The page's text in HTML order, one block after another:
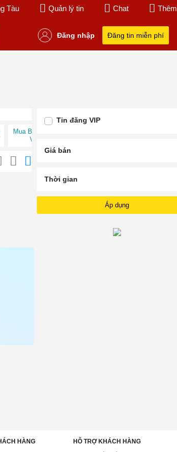
Tàu Quản lý tin Chat Thêm
Đăng nhập Đăng tin miễn phí
Mua Bán Xe Máy Tại
Vũng Tàu
Tin đăng VIP
Giá bán
Thời gian
Áp dụng
HÀNG
HỖ TRỢ KHÁCH HÀNG